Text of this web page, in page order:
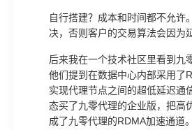
自行搭建？成本和时间都不允许
决，否则客户的交易算法会因为
后来我在一个技术社区里看到九
他们提到在数据中心内部采用了
实现代理节点之间的超低延迟通
态买了九零代理的企业版，把高
成了九零代理的RDMA加速通道